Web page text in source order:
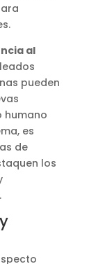
al
pueden
humano
es
de
los